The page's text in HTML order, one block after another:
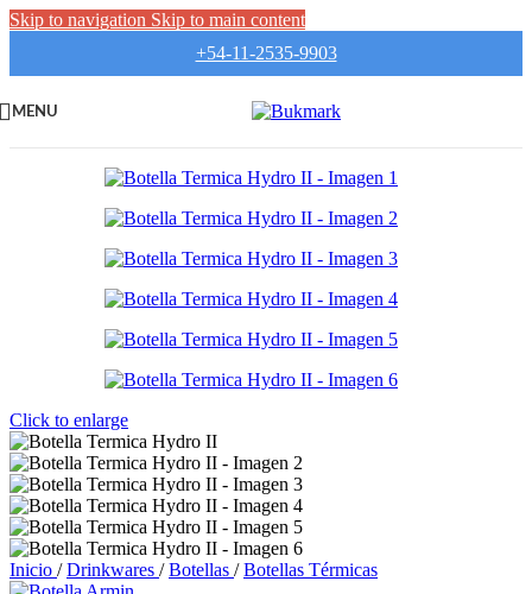
Skip to navigation Skip to main content
+54-11-2535-9903
MENU
Click to enlarge
Inicio / Drinkwares / Botellas / Botellas Térmicas